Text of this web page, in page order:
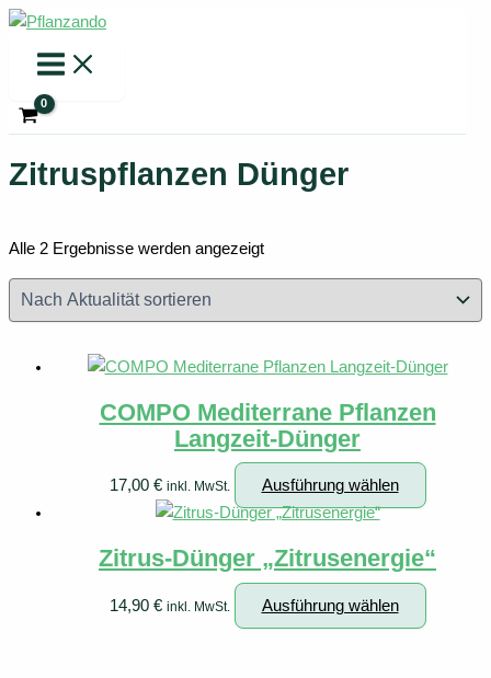
Zum
springen
Zitruspflanzen Dünger
Alle 2 Ergebnisse werden angezeigtNach
COMPO Mediterrane Pflanzen
Langzeit-Dünger
17,00 € inkl. MwSt. Ausführung wählen
Produkt
Varianten
Zitrus-Dünger „Zitrusenergie“
14,90 € inkl. MwSt. Ausführung wählen
Produkt